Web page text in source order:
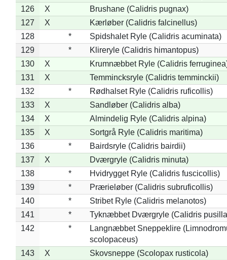
126
X
Brushane (Calidris pugnax)
127
X
Kærløber (Calidris falcinellus)
128
*
Spidshalet Ryle (Calidris acuminata)
129
*
Klireryle (Calidris himantopus)
130
X
Krumnæbbet Ryle (Calidris
131
X
Temmincksryle (Calidris temminckii)
132
*
Rødhalset Ryle (Calidris ruficollis)
133
X
Sandløber (Calidris alba)
134
X
Almindelig Ryle (Calidris alpina)
135
X
Sortgrå Ryle (Calidris maritima)
136
*
Bairdsryle (Calidris bairdii)
137
X
Dværgryle (Calidris minuta)
138
*
Hvidrygget Ryle (Calidris fuscicollis)
139
*
Prærieløber (Calidris subruficollis)
140
*
Stribet Ryle (Calidris melanotos)
141
*
Tyknæbbet Dværgryle (Calidris
142
*
Langnæbbet Sneppeklire
scolopaceus)
143
X
Skovsneppe (Scolopax rusticola)